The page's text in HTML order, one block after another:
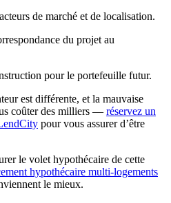
de marché et de localisation.
du projet au
pour le portefeuille futur.
est différente, et la mauvaise
coûter des milliers — réservez un
pour vous assurer d’être
le volet hypothécaire de cette
hypothécaire multi-logements
le mieux.